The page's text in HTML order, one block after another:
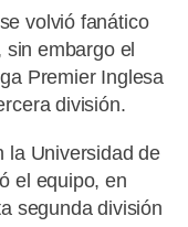
volvió fanático
embargo el
Premier Inglesa
división.
la Universidad de
el equipo, en
segunda división